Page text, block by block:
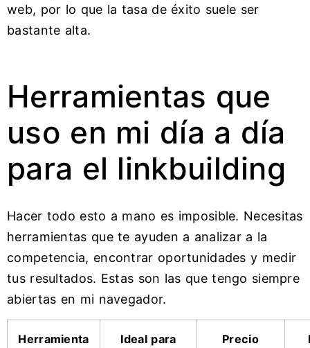
web, por lo que la tasa de éxito suele ser
bastante alta.
Herramientas que
uso en mi día a día
para el linkbuilding
Hacer todo esto a mano es imposible. Necesitas
herramientas que te ayuden a analizar a la
competencia, encontrar oportunidades y medir
tus resultados. Estas son las que tengo siempre
abiertas en mi navegador.
Herramienta Ideal para
Precio